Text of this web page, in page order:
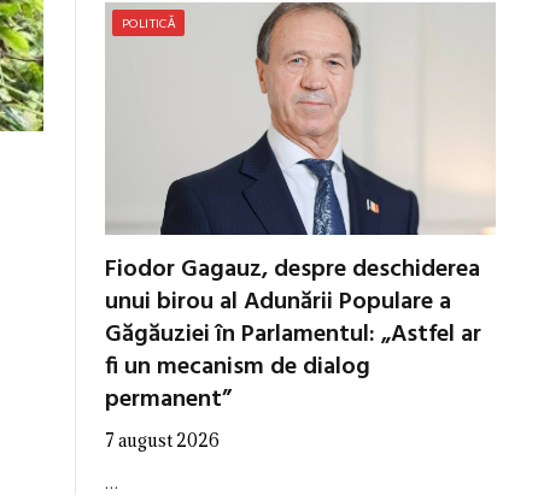
POLITICĂ
Fiodor Gagauz, despre deschiderea
unui birou al Adunării Populare a
Găgăuziei în Parlamentul: „Astfel ar
fi un mecanism de dialog
permanent”
7 august 2026
…